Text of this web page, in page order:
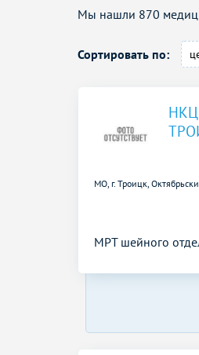
Мы нашли 870
Сортировать по:
МО, г. Троицк,
МРТ шейного